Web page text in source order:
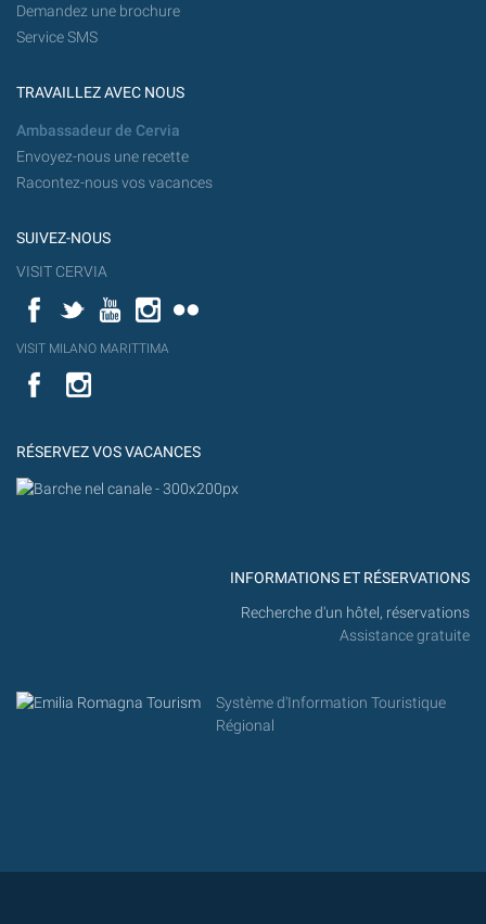
Demandez une brochure
Service SMS
TRAVAILLEZ AVEC NOUS
Ambassadeur de Cervia
Envoyez-nous une recette
Racontez-nous vos vacances
SUIVEZ-NOUS
VISIT CERVIA
FacebookTwitterYouTubeInstagram
YouT
VISIT MILANO MARITTIMA
Flick
VISIT
MILANO
YouTube
RÉSERVEZ VOS VACANCES
INFORMATIONS ET RÉSERVATIONS
Recherche d'un hôtel, réservations
Assistance gratuite
Système d'Information Touristique
Régional